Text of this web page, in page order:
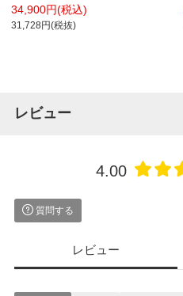
ル キャスター付き 納棚 棚 シェルフ ガ
レージ 工具箱 ガーデン ミリタリー 持
ち運び 幅1290×奥行405×高さ1570mm
34,900円(税込)
31,728円(税抜)
レビュー
4.00
質問する
レビュー